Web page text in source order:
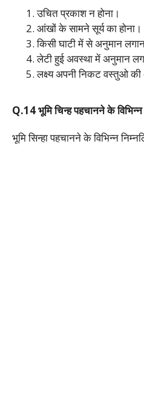
उचित प्रकाश न होना।
आंखों के सामने सूर्य का होना।
किसी घाटी में से अनुमान
लेटी हुई अवस्था में अनुमान
लक्ष्य अपनी निकट वस्तुओ की
Q.14 भूमि चिन्ह पहचानने के
भूमि सिन्हा पहचानने के विभिन्न